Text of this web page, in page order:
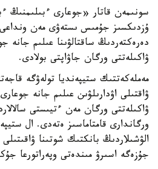
سونىمەن قاتار «جوعارى ءبىلىمنىڭ
ۇزدىكسىز جۇمىس ىستەۋى مەن ونداعى
دەرەكتەردىڭ ساقتالۋىنا عىلىم جانە
ۋاكىلەتتى ورگان جاۋاپتى بولادى.
مەملەكەتتىك ستيپەنديا تولەۋگە
ۋاقتىلى اۋدارىلۋىن عىلىم جانە
ۋاكىلەتتى ورگان مەن ءتيىستى
ورگاندارى قامتاماسىز ەتەدى. ال
الۋشىلاردىڭ بانكتىك شوتىنا
جۇزەگە اسىرۋ مىندەتى وپەراتورعا